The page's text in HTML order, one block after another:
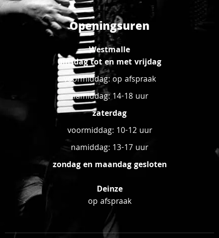
Openingsuren
Westmalle
dinsdag tot en met vrijdag
voormiddag: op afspraak
namiddag: 14-18 uur
zaterdag
voormiddag: 10-12 uur
namiddag: 13-17 uur
zondag en maandag gesloten
Deinze
op afspraak